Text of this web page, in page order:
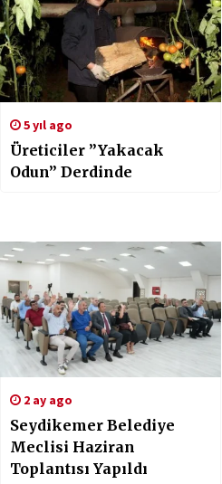
5 yıl ago
Üreticiler ”Yakacak
Odun” Derdinde
2 ay ago
Seydikemer Belediye
Meclisi Haziran
Toplantısı Yapıldı